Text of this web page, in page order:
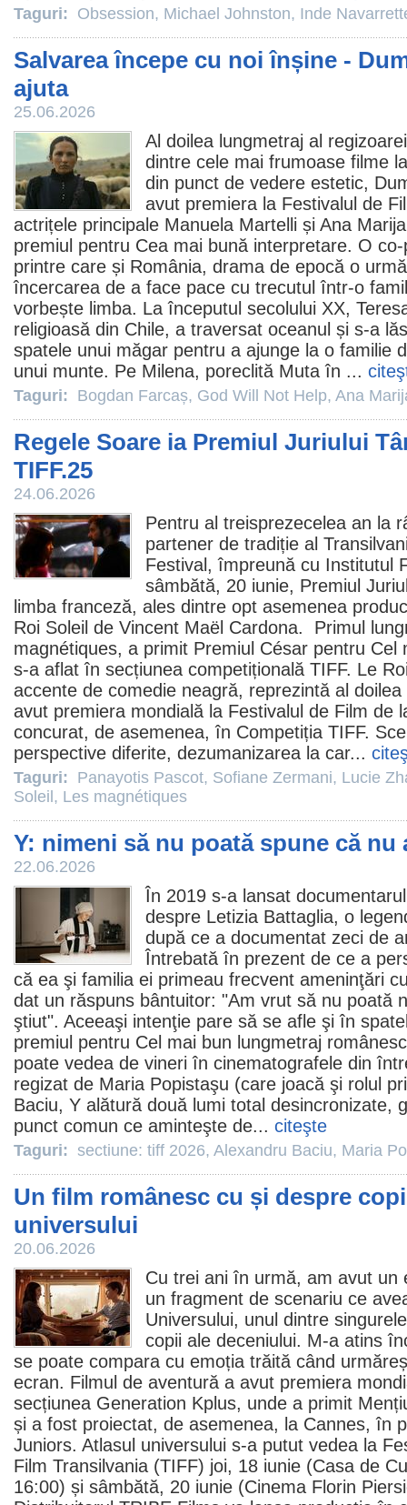
Taguri: Obsession, Michael Johnston, Inde
Salvarea începe cu noi înșine -
ajuta
25.06.2026
Al doilea lungmetraj al
dintre cele mai frumoase filme
din punct de vedere estetic,
avut premiera la Festivalul de
actrițele principale Manuela Martelli și Ana
premiul pentru Cea mai bună interpretare. O
printre care și România, drama de epocă o
încercarea de a face pace cu trecutul într-o
vorbește limba. La începutul secolului XX,
religioasă din Chile, a traversat oceanul și s-a
spatele unui măgar pentru a ajunge la o familie
unui munte. Pe Milena, poreclită Muta în ...
Taguri: Bogdan Farcaș, God Will Not Help, Ana
Regele Soare ia Premiul Juriului
TIFF.25
24.06.2026
Pentru al treisprezecelea an la
partener de tradiție al
Festival, împreună cu Institutul
sâmbătă, 20 iunie, Premiul
limba franceză, ales dintre opt asemenea
Roi Soleil de Vincent Maël Cardona. Primul
magnétiques, a primit Premiul César pentru Cel
s-a aflat în secțiunea competițională TIFF. Le
accente de comedie neagră, reprezintă al
avut premiera mondială la Festivalul de Film de
concurat, de asemenea, în Competiția TIFF.
perspective diferite, dezumanizarea la car...
Taguri: Panayotis Pascot, Sofiane Zermani, Lucie
Soleil , Les magnétiques
Y: nimeni să nu poată spune că nu
22.06.2026
În 2019 s-a lansat
despre Letizia Battaglia, o
după ce a documentat zeci de
Întrebată în prezent de ce a
că ea şi familia ei primeau frecvent ameninţări
dat un răspuns bântuitor: "Am vrut să nu poată
ştiut". Aceeaşi intenţie pare să se afle şi în
premiul pentru Cel mai bun lungmetraj
poate vedea de vineri în cinematografele din
regizat de Maria Popistaşu (care joacă şi rolul
Baciu, Y alătură două lumi total desincronizate,
punct comun ce aminteşte de... citeşte
Taguri: sectiune: tiff 2026, Alexandru Baciu, Maria
Un film românesc cu și despre
universului
20.06.2026
Cu trei ani în urmă, am avut un
un fragment de scenariu ce
Universului, unul dintre
copii ale deceniului. M-a atins
se poate compara cu emoția trăită când
ecran. Filmul de aventură a avut premiera
secțiunea Generation Kplus, unde a primit
și a fost proiectat, de asemenea, la Cannes, în
Juniors. Atlasul universului s-a putut vedea la
Film Transilvania (TIFF) joi, 18 iunie (Casa de
16:00) și sâmbătă, 20 iunie (Cinema Florin